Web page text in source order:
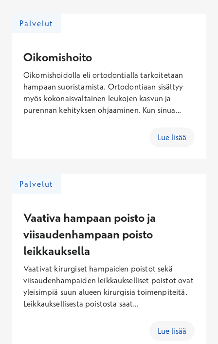
Hoidon kokonaishinta riippuu yksilöllisistä
Palvelut
Oikomishoito
Oikomishoidolla eli ortodontialla tarkoitetaan
hampaan suoristamista. Ortodontiaan sisältyy
myös kokonaisvaltainen leukojen kasvun ja
purennan kehityksen ohjaaminen. Kun sinua
varaa aika oikomishoidon erikoishammaslääkärin
Arviointikäynnin kokonaishinta
(arkisin), 155,60 – 432,10 € (lauantaisin), 180,10 –
514,10 € (sunnuntaisin). Mahdolliset
röntgentutkimukset laskutetaan erikseen
hinnaston mukaisesti.
Lue lisää
Palvelut
Vaativa hampaan poisto ja
viisaudenhampaan poisto
leikkauksella
Vaativat kirurgiset hampaiden poistot sekä
viisaudenhampaiden leikkaukselliset poistot ovat
yleisimpiä suun alueen kirurgisia toimenpiteitä.
Leikkauksellisesta poistosta saat
Leikkauksellisen hampaan poiston kokonaishinta
Lue lisää